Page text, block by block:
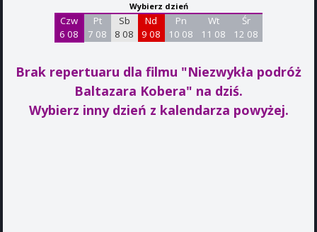
Wybierz dzień
Czw
6 08
Pt
7 08
Sb
8 08
Nd
9 08
Pn
10 08
Wt
11 08
Śr
12 08
Brak repertuaru dla filmu "Niezwykła podróż
Baltazara Kobera" na dziś.
Wybierz inny dzień z kalendarza powyżej.